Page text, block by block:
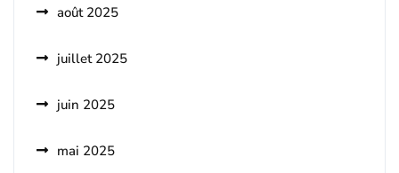
août 2025
juillet 2025
juin 2025
mai 2025